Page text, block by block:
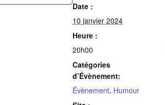
Date :
10 janvier 2024
Heure :
20h00
Catégories
d’Évènement:
Évènement, Humour